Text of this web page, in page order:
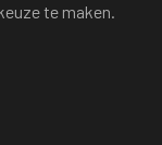
te maken.